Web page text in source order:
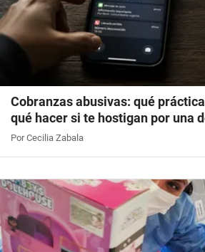
Cobranzas abusivas: qué
qué hacer si te hostigan por una
Por Cecilia Zabala